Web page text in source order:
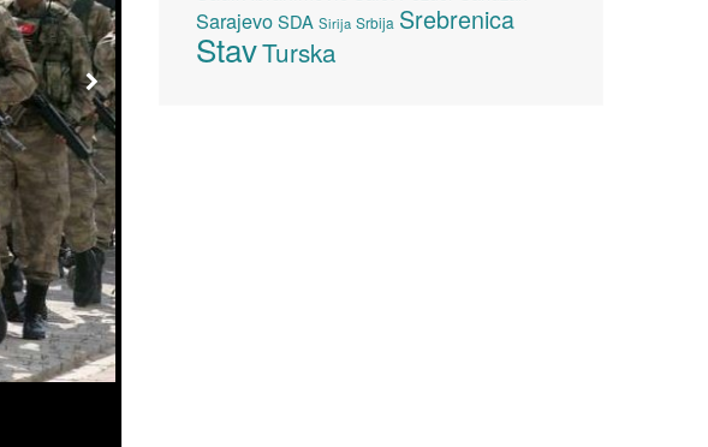
SarajevoSDA Sirija Srbija Srebrenica
StavTurska